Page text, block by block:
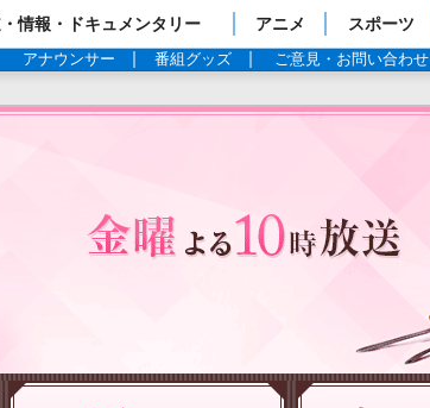
情報・ドキュメンタリー アニメ スポーツ
アナウンサー 番組グッズ ご意見・お問い合わせ